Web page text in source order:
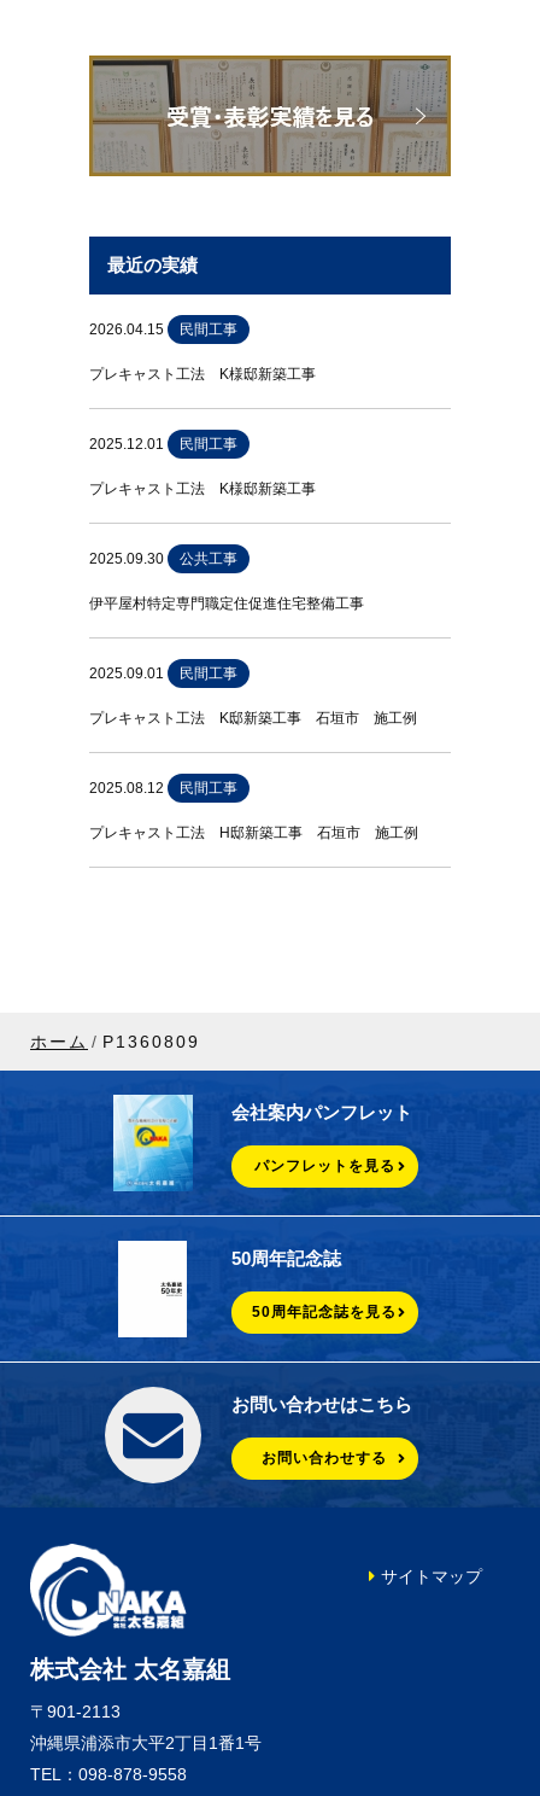
最近の実績
2026.04.15 民間工事
プレキャスト工法 K様邸新築工事
2025.12.01 民間工事
プレキャスト工法 K様邸新築工事
2025.09.30 公共工事
伊平屋村特定専門職定住促進住宅整備工事
2025.09.01 民間工事
プレキャスト工法 K邸新築工事 石垣市 施工例
2025.08.12 民間工事
プレキャスト工法 H邸新築工事 石垣市 施工例
ホーム P1360809
会社案内パンフレット
パンフレットを見る
50周年記念誌
50周年記念誌を見る
お問い合わせはこちら
お問い合わせする
株式会社 太名嘉組
〒901-2113
沖縄県浦添市大平2丁目1番1号
TEL：098-878-9558
サイトマップ